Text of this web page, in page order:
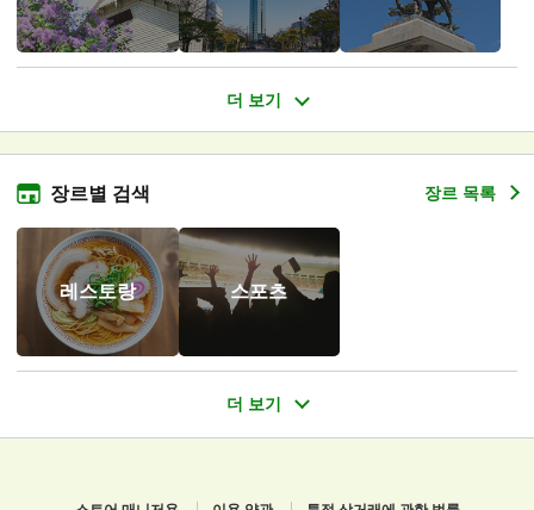
장르별 검색 장르 목록
레스토랑 스포츠